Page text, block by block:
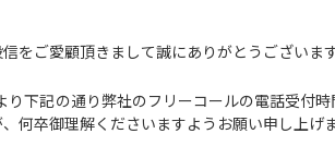
をご愛顧頂きまして誠にありがとうございま
り下記の通り弊社のフリーコールの電話受付
何卒御理解くださいますようお願い申し上げま